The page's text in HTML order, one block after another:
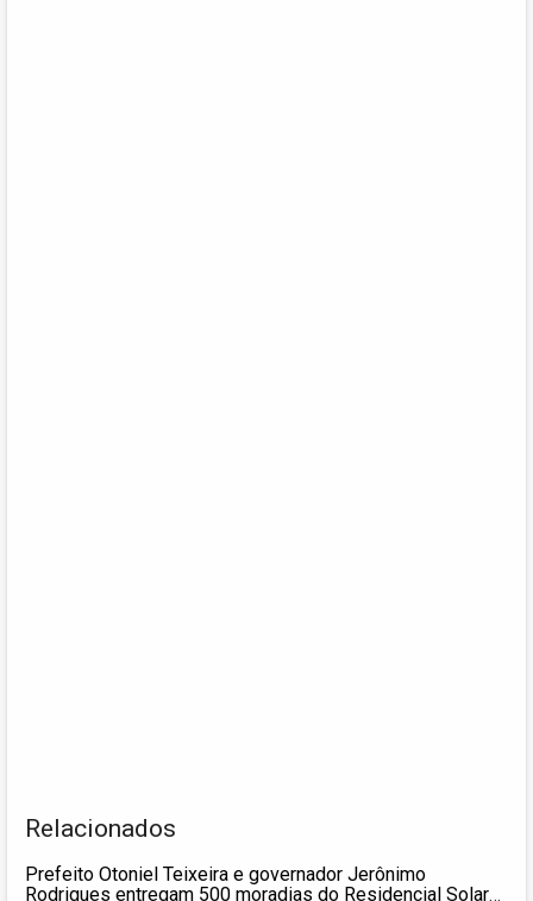
Relacionados
Prefeito Otoniel Teixeira e governador Jerônimo
Rodrigues entregam 500 moradias do Residencial Solar